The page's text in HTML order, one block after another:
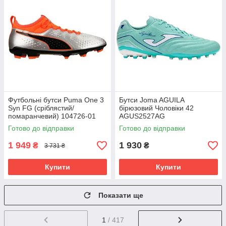
Футбольні бутси Puma One 3
Syn FG (сріблястий/
помаранчевий) 104726-01
Розмір EU: 46
Готово до відправки
1 949 ₴ 3 731 ₴
Купити
Бутси Joma AGUILA
бірюзовий Чоловіки 42
AGUS2527AG
Готово до відправки
1 930 ₴
Купити
Показати ще
1 / 417